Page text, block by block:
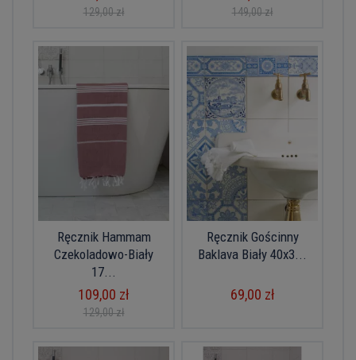
129,00 zł 149,00 zł
Ręcznik Hammam
Czekoladowo-Biały
17...
109,00 zł
129,00 zł
Ręcznik Gościnny
Baklava Biały 40x3...
69,00 zł